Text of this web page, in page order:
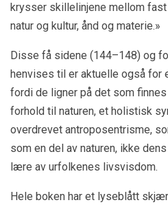
krysser skillelinjene mellom
natur og kultur, ånd og materie.»
Disse få sidene (144–148) og
henvises til er aktuelle også for
fordi de ligner på det som
forhold til naturen, et holistisk
overdrevet antroposentrisme,
som en del av naturen, ikke
lære av urfolkenes livsvisdom.
Hele boken har et lyseblått